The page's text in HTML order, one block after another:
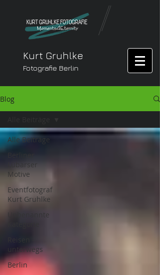
Kurt Gruhlke
Fotografie Berlin
Blog
Alle Beiträge
Berliner
Lübarser
Motive
Eventfotograf
Kurt Gruhlke
Unbenannte
unterwegs
Berlin